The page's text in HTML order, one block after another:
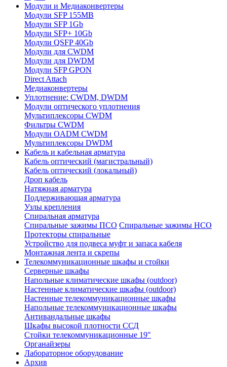
Модули и Медиаконвертеры
Модули SFP 155MB
Модули SFP 1Gb
Модули SFP+ 10Gb
Модули QSFP 40Gb
Модули для CWDM
Модули для DWDM
Модули SFP GPON
Direct Attach
Медиаконвертеры
Уплотнение: CWDM, DWDM
Модули оптического уплотнения
Мультиплексоры CWDM
Фильтры CWDM
Модули OADM CWDM
Мультиплексоры DWDM
Кабель и кабельная арматура
Кабель оптический (магистральный)
Кабель оптический (локальный)
Дроп кабель
Натяжная арматура
Поддерживающая арматура
Узлы крепления
Спиральная арматура
Спиральные зажимы ПСО Спиральные зажимы НСО
Протекторы спиральные
Устройство для подвеса муфт и запаса кабеля
Монтажная лента и скрепы
Телекоммуникационные шкафы и стойки
Серверные шкафы
Напольные климатические шкафы (outdoor)
Настенные климатические шкафы (outdoor)
Настенные телекоммуникационные шкафы
Напольные телекоммуникационные шкафы
Антивандальные шкафы
Шкафы высокой плотности ССД
Стойки телекоммуникационные 19"
Органайзеры
Лабораторное оборудование
Архив